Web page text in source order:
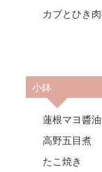
カブとひき
小鉢
蓮根マヨ醬
高野五目煮
たこ焼き